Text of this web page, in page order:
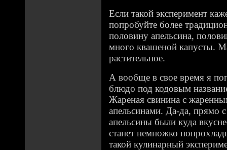
Если такой эксперимент
попробуйте более
половину апельсина,
много квашеной капусты.
растительное.
А вообще в свое время я
блюдо под кодовым
Жареная свинина с
апельсинами. Да-да, прямо
апельсины были куда
станет немножко
такой кулинарный